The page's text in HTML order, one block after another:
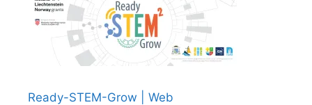
Avilske
Ready-STEM-Grow | Web